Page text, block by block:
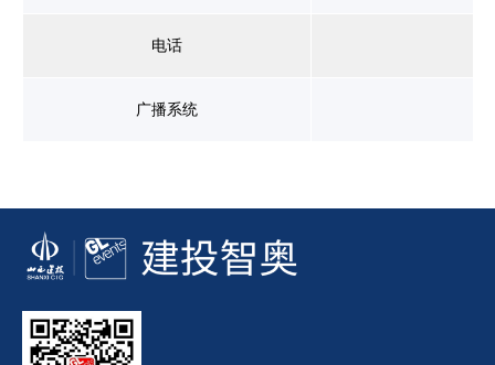
电话
广播系统